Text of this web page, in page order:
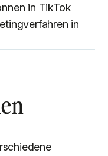
in TikTok
in